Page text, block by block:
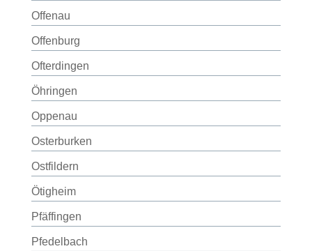
Offenau
Offenburg
Ofterdingen
Öhringen
Oppenau
Osterburken
Ostfildern
Ötigheim
Pfäffingen
Pfedelbach